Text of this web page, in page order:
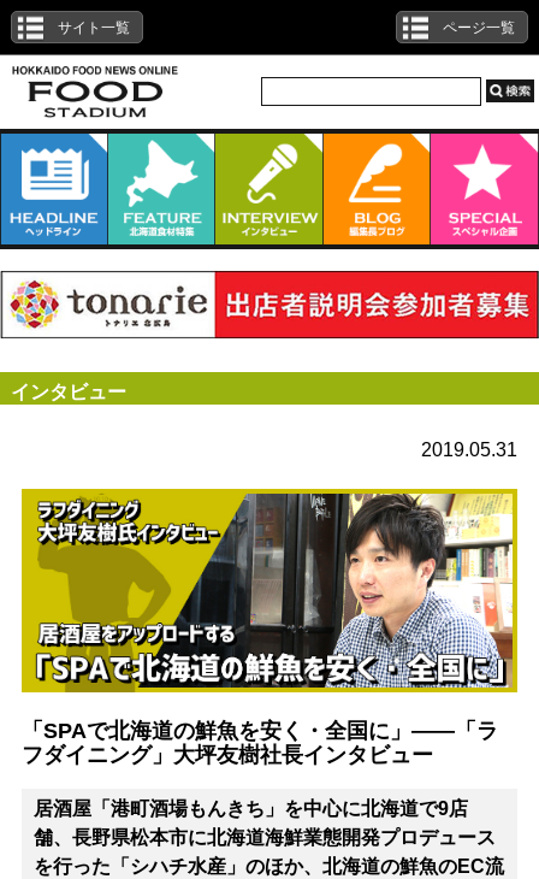
サイト一覧 ページ一覧
インタビュー
2019.05.31
「SPAで北海道の鮮魚を安く・全国に」――「ラ
フダイニング」大坪友樹社長インタビュー
居酒屋「港町酒場もんきち」を中心に北海道で9店
舗、長野県松本市に北海道海鮮業態開発プロデュース
を行った「シハチ水産」のほか、北海道の鮮魚のEC流